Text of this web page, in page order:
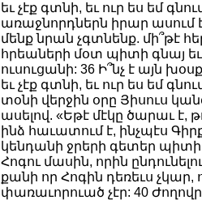
եւ չէք գտնի, եւ ուր ես եմ
առաջնորդներն իրար ասում
մենք նրան չգտնենք. մի՞թէ
հրեաների մօտ պիտի գնայ
ուսուցանի: 36 Ի՞նչ է այն
եւ չէք գտնի, եւ ուր ես եմ
տօնի վերջին օրը Յիսուս
ասելով. «Եթէ մէկը ծարաւ է,
ինձ հաւատում է, ինչպէս
կենդանի ջրերի գետեր պիտի
Հոգու մասին, որին
քանի որ Հոգին դեռեւս չկար,
փառաւորուած չէր: 40